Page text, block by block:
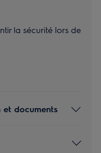
la sécurité lors de
et documents